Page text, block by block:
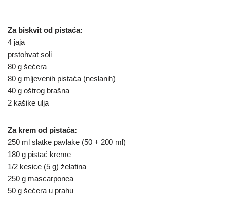
Za biskvit od pistaća:
4 jaja
prstohvat soli
80 g šećera
80 g mljevenih pistaća (neslanih)
40 g oštrog brašna
2 kašike ulja
Za krem od pistaća:
250 ml slatke pavlake (50 + 200 ml)
180 g pistać kreme
1/2 kesice (5 g) želatina
250 g mascarponea
50 g šećera u prahu